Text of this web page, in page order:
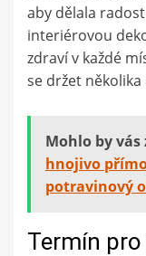
aby dělala
interiérovou
zdraví v každé
se držet
Mohlo by
hnojivo
potravinový
Termín